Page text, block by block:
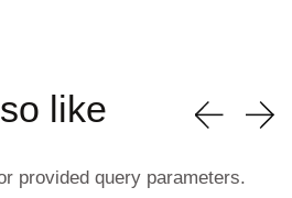
like
provided query parameters.